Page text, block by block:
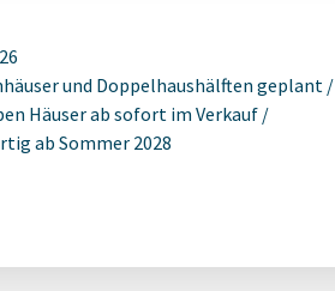
und Doppelhaushälften geplant /
Häuser ab sofort im Verkauf /
ab Sommer 2028